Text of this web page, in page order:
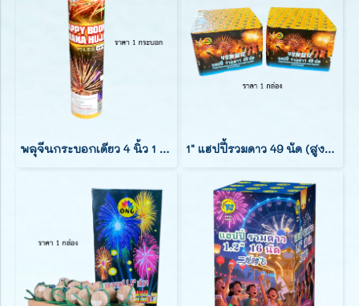
พลุจีนกระบอกเดียว 4 นิ้ว 1 นัด 1" แฮปปี้รวมดาว 49 นัด (สูง7นิ้ว)